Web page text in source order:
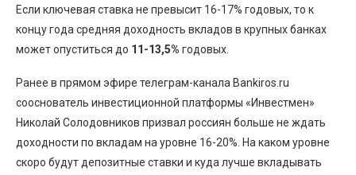
Если ключевая ставка не превысит 16-17% годовых, то к
концу года средняя доходность вкладов в крупных банках
может опуститься до 11-13,5% годовых.
Ранее в прямом эфире телеграм-канала Bankiros.ru
сооснователь инвестиционной платформы «Инвестмен»
Николай Солодовников призвал россиян больше не ждать
доходности по вкладам на уровне 16-20%. На каком уровне
скоро будут депозитные ставки и куда лучше вкладывать